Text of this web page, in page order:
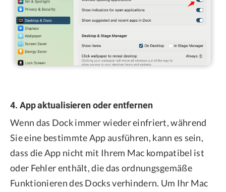
4. App aktualisieren oder entfernen
Wenn das Dock immer wieder einfriert, während
Sie eine bestimmte App ausführen, kann es sein,
dass die App nicht mit Ihrem Mac kompatibel ist
oder Fehler enthält, die das ordnungsgemäße
Funktionieren des Docks verhindern. Um Ihr Mac